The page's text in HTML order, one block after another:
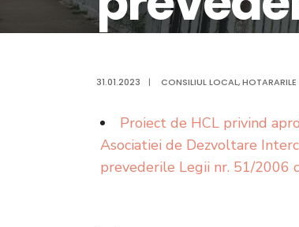
31.01.2023 | CONSILIUL LOCAL,
Proiect de HCL privind
Asociatiei de Dezvoltare
prevederile Legii nr. 51/2006